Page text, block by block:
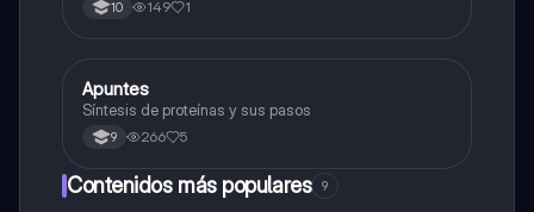
Ranvier,terminal axonico Arborizacion terminal, botón
10 149 1
Biologia
Apuntes
Síntesis de proteínas y sus pasos
9 266 5
Contenidos más populares 9